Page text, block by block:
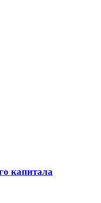
капитала